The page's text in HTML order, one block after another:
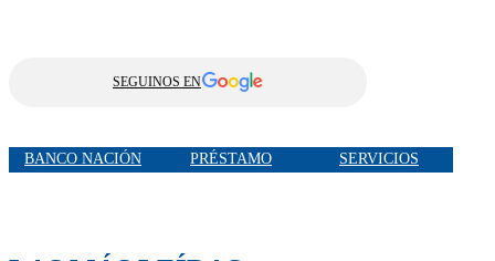
SEGUINOS EN
BANCO NACIÓN PRÉSTAMO SERVICIOS